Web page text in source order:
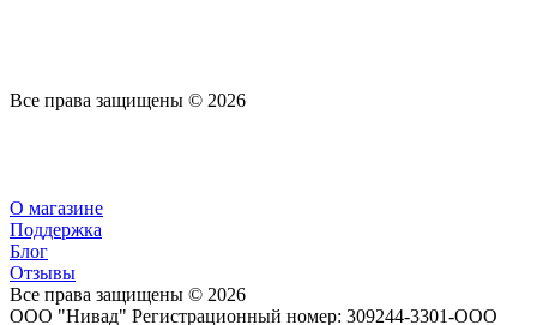
Все права защищены © 2026
О магазине
Поддержка
Блог
Отзывы
Все права защищены © 2026
ООО "Нивад" Регистрационный номер: 309244-3301-ООО